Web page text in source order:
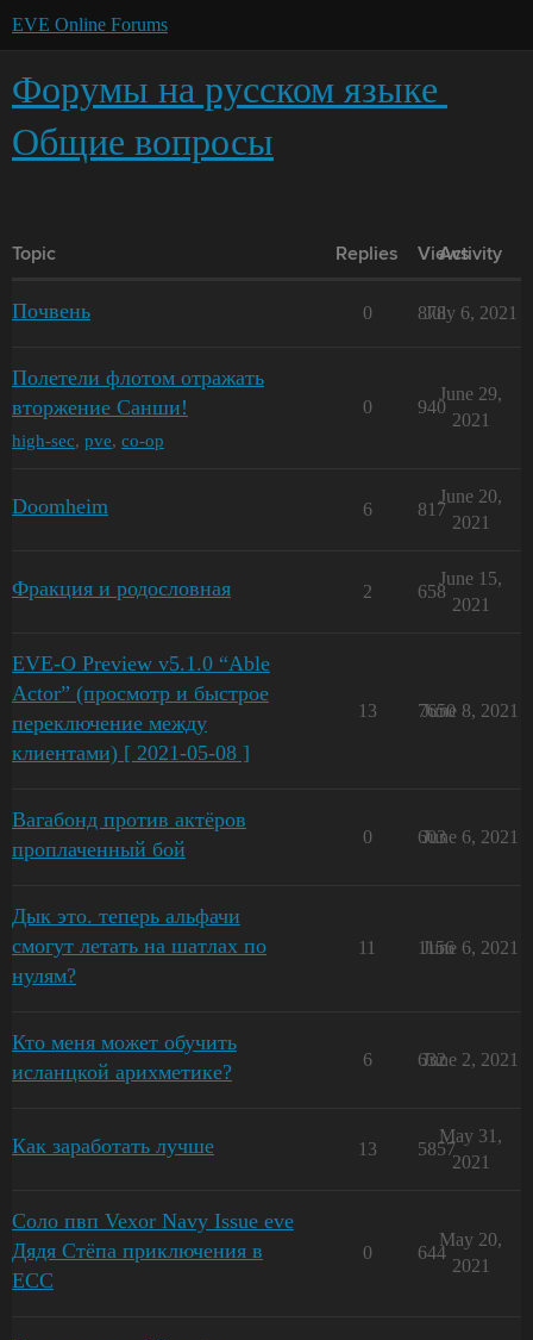
EVE Online Forums
Форумы на русском языке
Общие вопросы
Topic Replies Views
Activity
Почвень 0 878
July 6, 2021
Полетели флотом отражать
вторжение Санши!
high-sec, pve, co-op
0 940
June 29,
2021
Doomheim 6 817
June 20,
2021
Фракция и родословная 2 658
June 15,
2021
EVE-O Preview v5.1.0 “Able
Actor” (просмотр и быстрое
переключение между
клиентами) [ 2021-05-08 ]
13 7650
June 8, 2021
Вагабонд против актёров
проплаченный бой
0 603
June 6, 2021
Дык это. теперь альфачи
смогут летать на шатлах по
нулям?
11 1156
June 6, 2021
Кто меня может обучить
исланцкой арихметике?
6 632
June 2, 2021
Как заработать лучше 13 5857
May 31,
2021
Соло пвп Vexor Navy Issue eve
Дядя Стёпа приключения в
ЕСС
0 644
May 20,
2021